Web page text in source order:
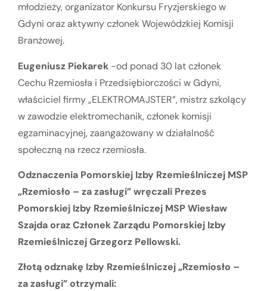
młodzieży, organizator Konkursu Fryzjerskiego w
Gdyni oraz aktywny członek Wojewódzkiej Komisji
Branżowej.
Eugeniusz Piekarek -od ponad 30 lat członek
Cechu Rzemiosła i Przedsiębiorczości w Gdyni,
właściciel firmy „ELEKTROMAJSTER”, mistrz szkolący
w zawodzie elektromechanik, członek komisji
egzaminacyjnej, zaangażowany w działalność
społeczną na rzecz rzemiosła.
Odznaczenia Pomorskiej Izby Rzemieślniczej MSP
„Rzemiosło – za zasługi” wręczali Prezes
Pomorskiej Izby Rzemieślniczej MSP Wiesław
Szajda oraz Członek Zarządu Pomorskiej Izby
Rzemieślniczej Grzegorz Pellowski.
Złotą odznakę Izby Rzemieślniczej „Rzemiosło –
za zasługi” otrzymali: